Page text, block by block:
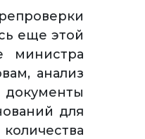
еще этой
министра
анализ
документы
для